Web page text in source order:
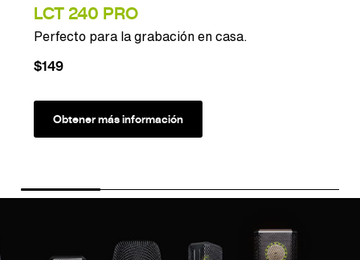
LCT 240 PRO
Perfecto para la grabación en casa.
$149
Obtener más información